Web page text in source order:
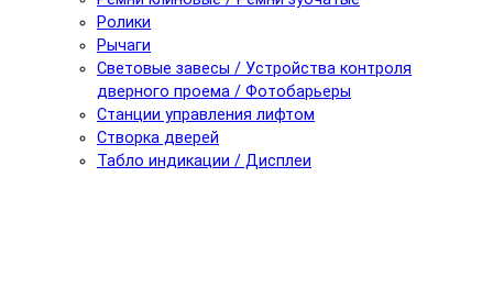
Ролики
Рычаги
Световые завесы / Устройства контроля
дверного проема / Фотобарьеры
Станции управления лифтом
Створка дверей
Табло индикации / Дисплеи